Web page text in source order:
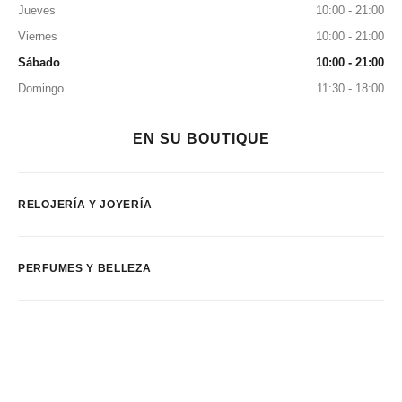
Jueves
10:00 - 21:00
Viernes
10:00 - 21:00
Sábado
10:00 - 21:00
Domingo
11:30 - 18:00
EN SU BOUTIQUE
RELOJERÍA Y JOYERÍA
PERFUMES Y BELLEZA